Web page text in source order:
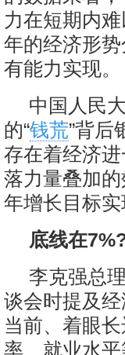
力在短期内
年的经济形
有能力实现。
中国人民
的“钱荒”背后
存在着经济
落力量叠加
年增长目标实
底线在
李克强总
谈会时提及
当前、着眼
率、就业水平